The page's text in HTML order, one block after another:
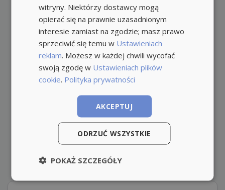
witryny. Niektórzy dostawcy mogą
opierać się na prawnie uzasadnionym
interesie zamiast na zgodzie; masz prawo
sprzeciwić się temu w Ustawieniach
reklam. Możesz w każdej chwili wycofać
swoją zgodę w Ustawieniach plików
cookie. Polityka prywatności
AKCEPTUJ
ODRZUĆ WSZYSTKIE
POKAŻ SZCZEGÓŁY